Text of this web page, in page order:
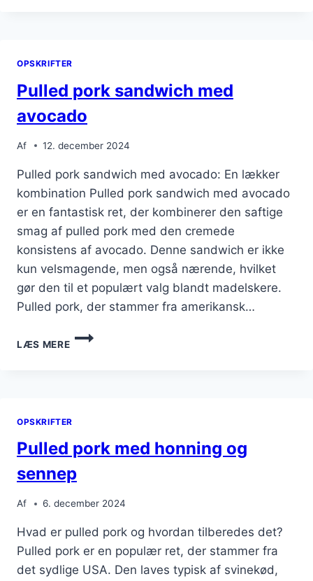
OG
OPSKRIFTER
Pulled pork sandwich med
avocado
Af 12. december 2024
Pulled pork sandwich med avocado: En lækker
kombination Pulled pork sandwich med avocado
er en fantastisk ret, der kombinerer den saftige
smag af pulled pork med den cremede
konsistens af avocado. Denne sandwich er ikke
kun velsmagende, men også nærende, hvilket
gør den til et populært valg blandt madelskere.
Pulled pork, der stammer fra amerikansk…
LÆS MERE
PULLED
PORK
OPSKRIFTER
Pulled pork med honning og
sennep
Af 6. december 2024
Hvad er pulled pork og hvordan tilberedes det?
Pulled pork er en populær ret, der stammer fra
det sydlige USA. Den laves typisk af svinekød,